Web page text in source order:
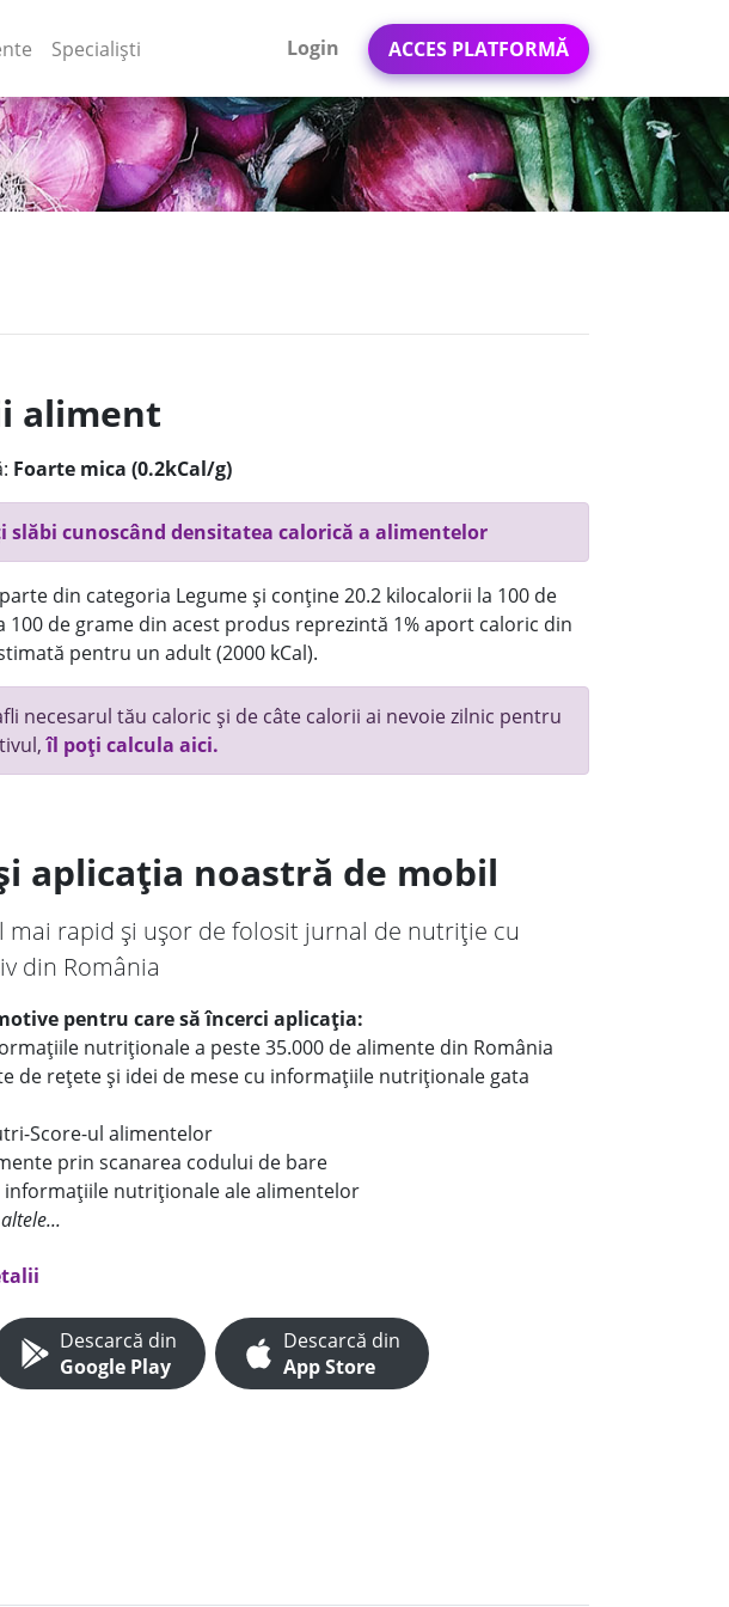
Specialiști Login ACCES PLATFORMĂ
aliment
Foarte mica (0.2kCal/g)
slăbi cunoscând densitatea calorică a alimentelor
din categoria Legume și conține 20.2 kilocalorii la 100 de
100 de grame din acest produs reprezintă 1% aport caloric din
pentru un adult (2000 kCal).
necesarul tău caloric și de câte calorii ai nevoie zilnic pentru
îl poți calcula aici.
aplicația noastră de mobil
mai rapid și ușor de folosit jurnal de nutriție cu
din România
pentru care să încerci aplicația:
nutriționale a peste 35.000 de alimente din România
de rețete și idei de mese cu informațiile nutriționale gata
Score-ul alimentelor
prin scanarea codului de bare
informațiile nutriționale ale alimentelor
Descarcă din
Google Play
Descarcă din
App Store